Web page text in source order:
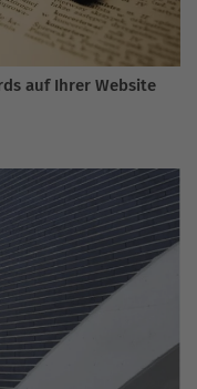
auf Ihrer Website